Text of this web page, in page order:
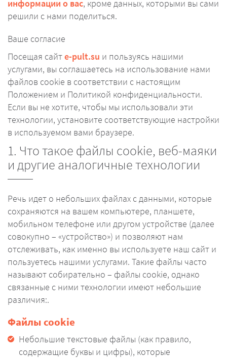
информации о вас, кроме данных, которыми вы сами
решили с нами поделиться.
Ваше согласие
Посещая сайтe-pult.su и пользуясь нашими
услугами, вы соглашаетесь на использование нами
файлов cookie в соответствии с настоящим
Положением и Политикой конфиденциальности.
Если вы не хотите, чтобы мы использовали эти
технологии, установите соответствующие настройки
в используемом вами браузере.
1. Что такое файлы cookie, веб-маяки
и другие аналогичные технологии
Речь идет о небольших файлах с данными, которые
сохраняются на вашем компьютере, планшете,
мобильном телефоне или другом устройстве (далее
совокупно – «устройство») и позволяют нам
отслеживать, как именно вы используете наш сайт и
пользуетесь нашими услугами. Такие файлы часто
называют собирательно – файлы cookie, однако
связанные с ними технологии имеют небольшие
различия:.
Файлы cookie
Небольшие текстовые файлы (как правило,
содержащие буквы и цифры), которые